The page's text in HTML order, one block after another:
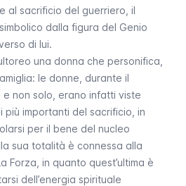
al sacrificio del guerriero, il
dalla figura del Genio
di lui.
una donna che personifica,
: le donne, durante il
non solo, erano infatti viste
più importanti del sacrificio, in
per il bene del nucleo
sua totalità è connessa alla
Forza , in quanto quest’ultima è
dell’energia spirituale